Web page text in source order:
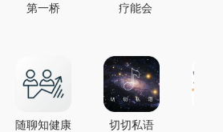
第一桥 疗能会
随聊知健康 切切私语